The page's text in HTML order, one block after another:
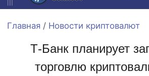
Главная / Новости криптовалют
Т-Банк планирует
торговлю